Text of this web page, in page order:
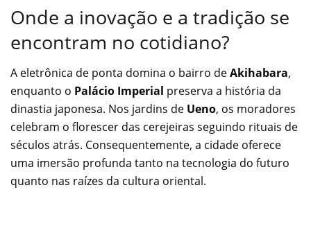
Onde a inovação e a tradição se
encontram no cotidiano?
A eletrônica de ponta domina o bairro deAkihabara,
enquanto o Palácio Imperial preserva a história da
dinastia japonesa. Nos jardins de Ueno, os moradores
celebram o florescer das cerejeiras seguindo rituais de
séculos atrás. Consequentemente, a cidade oferece
uma imersão profunda tanto na tecnologia do futuro
quanto nas raízes da cultura oriental.